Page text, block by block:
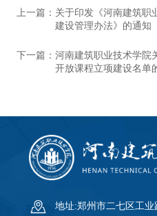
上一篇： 关于印发《河南建筑职
建设管理办法》的通知
下一篇： 河南建筑职业技术学院
开放课程立项建设名单
地址:郑州市二七区工业